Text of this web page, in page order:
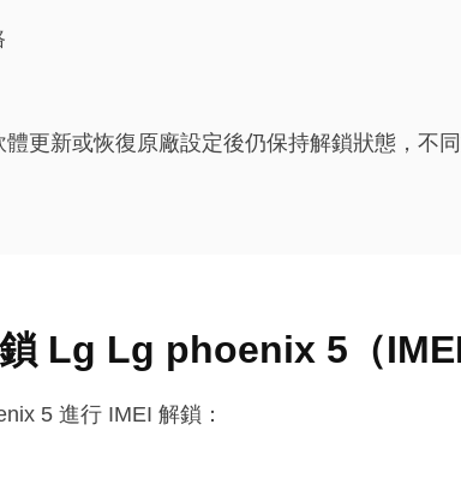
更新或恢復原廠設定後仍保持解鎖狀態，不
Lg Lg phoenix 5（IMEI
5 進行 IMEI 解鎖：